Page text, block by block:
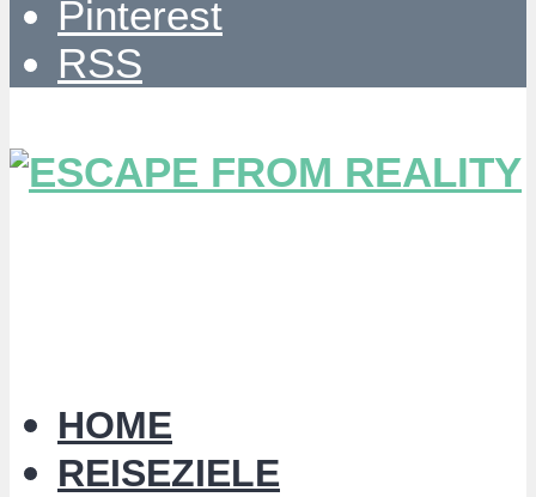
Pinterest
RSS
HOME
REISEZIELE